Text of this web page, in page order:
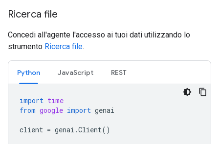
Ricerca file
Concedi all'agente l'accesso ai tuoi dati utilizzando lo
strumento Ricerca file.
Python JavaScript REST
import time
from google import genai
client = genai .Client()